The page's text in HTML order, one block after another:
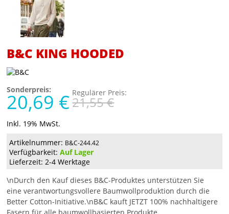
B&C KING HOODED
Sonderpreis:
20,69 € Regulärer Preis:
21,55 €
Inkl. 19% MwSt.
Artikelnummer: B&C-244.42
Verfügbarkeit:Auf Lager
Lieferzeit: 2-4 Werktage
\nDurch den Kauf dieses B&C-Produktes unterstützen Sie
eine verantwortungsvollere Baumwollproduktion durch die
Better Cotton-Initiative.\nB&C kauft JETZT 100% nachhaltigere